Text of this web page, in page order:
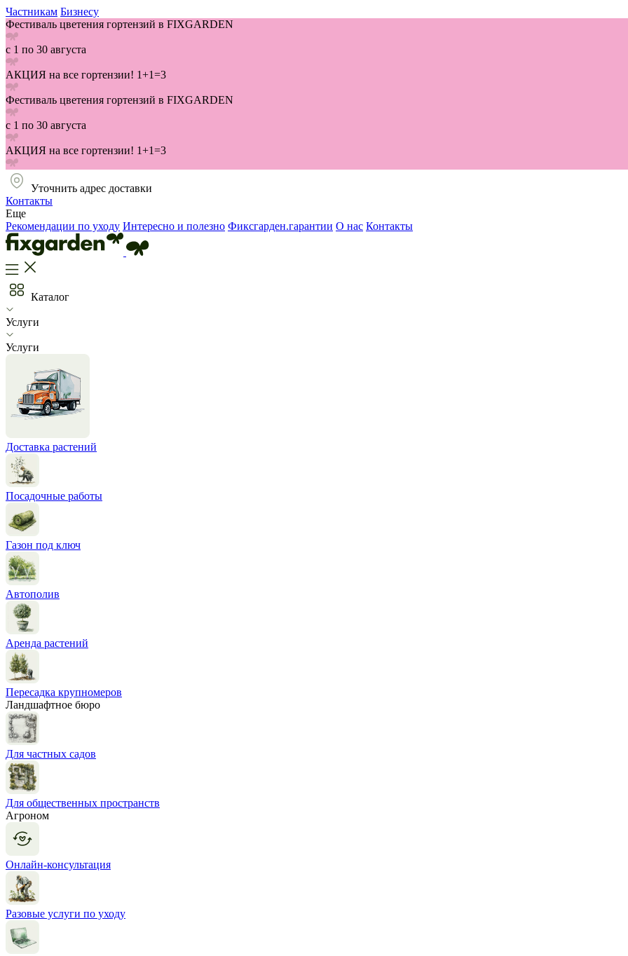
Частникам Бизнесу
Фестиваль цветения гортензий в FIXGARDEN
с 1 по 30 августа
АКЦИЯ на все гортензии! 1+1=3
Фестиваль цветения гортензий в FIXGARDEN
с 1 по 30 августа
АКЦИЯ на все гортензии! 1+1=3
Уточнить адрес доставки
Контакты
Еще
Рекомендации по уходу Интересно и полезно Фиксгарден.гарантии О нас Контакты
Каталог
Услуги
Услуги
Доставка растений
Посадочные работы
Газон под ключ
Автополив
Аренда растений
Пересадка крупномеров
Ландшафтное бюро
Для частных садов
Для общественных пространств
Агроном
Онлайн-консультация
Разовые услуги по уходу